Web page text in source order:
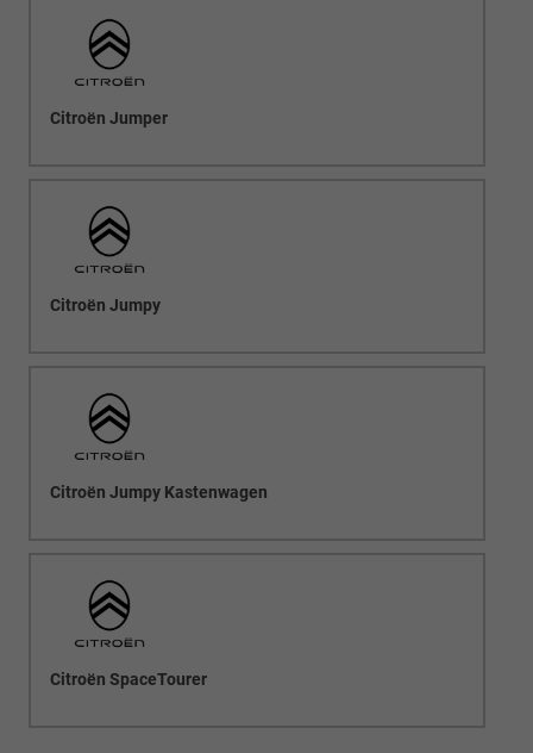
Citroën Jumper
Citroën Jumpy
Citroën Jumpy Kastenwagen
Citroën SpaceTourer